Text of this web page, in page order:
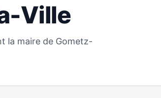
Ville
la maire de Gometz-